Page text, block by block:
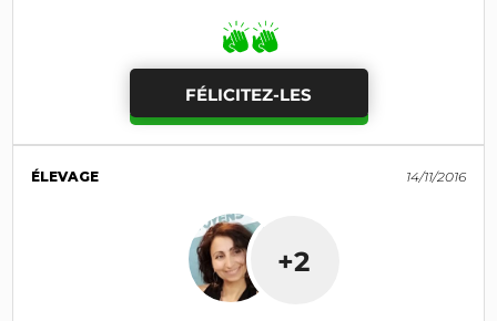
FÉLICITEZ-LES
ÉLEVAGE 14/11/2016
+2